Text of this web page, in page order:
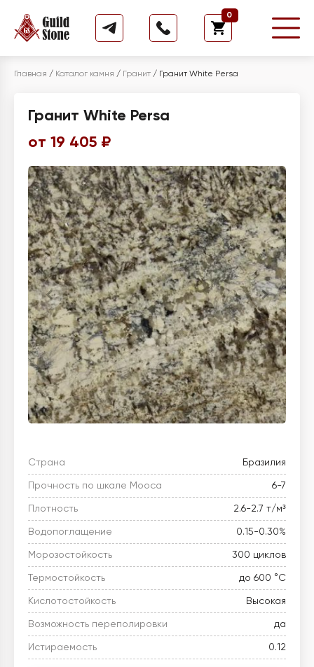
0
Главная / Каталог камня / Гранит / Гранит White Persa
Гранит White Persa
от 19 405 ₽
Страна Бразилия
Прочность по шкале Мооса 6-7
Плотность 2.6-2.7 т/м³
Водопоглащение 0.15-0.30%
Морозостойкость 300 циклов
Термостойкость до 600 °C
Кислотостойкость Высокая
Возможность переполировки да
Истираемость 0.12